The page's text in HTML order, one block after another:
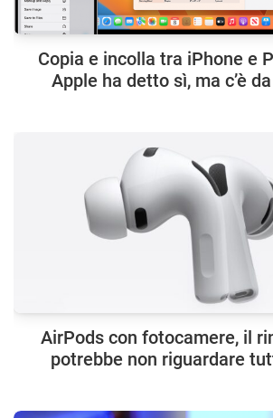
Copia e incolla tra iPhone e
Apple ha detto sì, ma c’è
AirPods con fotocamere, il
potrebbe non riguardare